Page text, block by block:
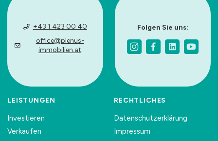
+43 1 423 00 40
office@plenus-
immobilien.at
Folgen Sie uns:
LEISTUNGEN
Investieren
Verkaufen
RECHTLICHES
Datenschutzerklärung
Impressum